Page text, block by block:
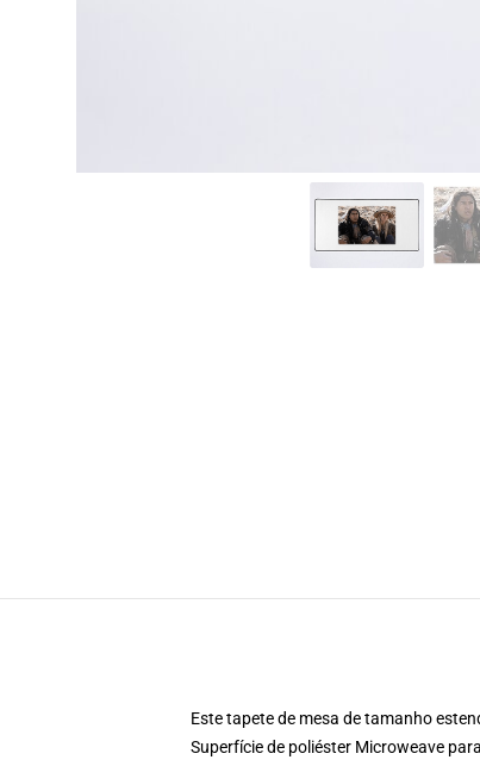
Este tapete de mesa de tamanho
Superfície de poliéster Microweave